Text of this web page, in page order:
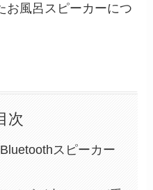
お風呂スピーカーにつ
次
スピーカー